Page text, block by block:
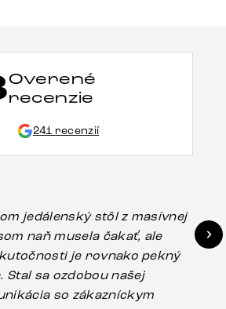
Overené
recenzie
241 recenzií
jedálenský stôl z masívnej
naň musela čakať, ale
je rovnako pekný
Stal sa ozdobou našej
so zákazníckym